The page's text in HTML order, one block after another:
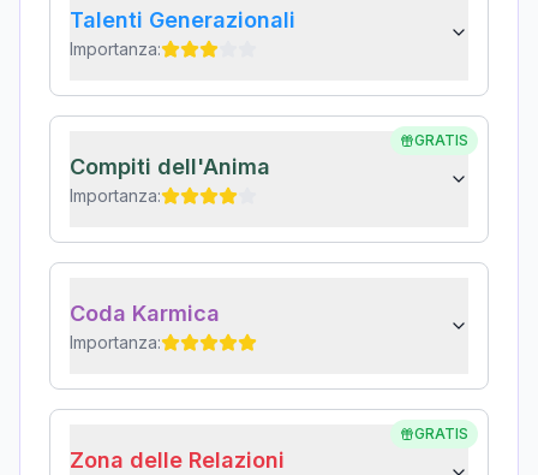
Talenti Generazionali
Importanza:
GRATIS
Compiti dell'Anima
Importanza:
Coda Karmica
Importanza:
GRATIS
Zona delle Relazioni